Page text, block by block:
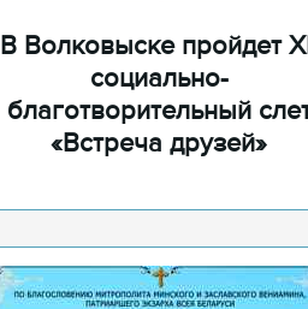
В Волковыске пройдет
социально-
благотворительный
«Встреча друзей»